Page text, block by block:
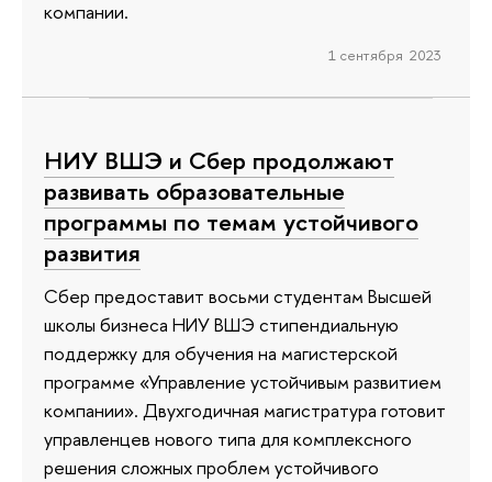
компании.
1 сентября 2023
НИУ ВШЭ и Сбер продолжают
развивать образовательные
программы по темам устойчивого
развития
Сбер предоставит восьми студентам Высшей
школы бизнеса НИУ ВШЭ стипендиальную
поддержку для обучения на магистерской
программе «Управление устойчивым развитием
компании». Двухгодичная магистратура готовит
управленцев нового типа для комплексного
решения сложных проблем устойчивого